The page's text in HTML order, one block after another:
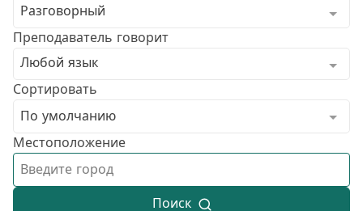
Разговорный
Преподаватель говорит
Любой язык
Сортировать
По умолчанию
Местоположение
Поиск